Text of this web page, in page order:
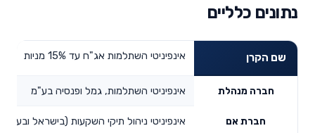
נתונים כלליים
שם הקרן אינפיניטי השתלמות אג"ח עד 15% מניות
חברה מנהלת אינפיניטי השתלמות, גמל ופנסיה בע"מ
חברת אם אינפיניטי ניהול תיקי השקעות (בישראל